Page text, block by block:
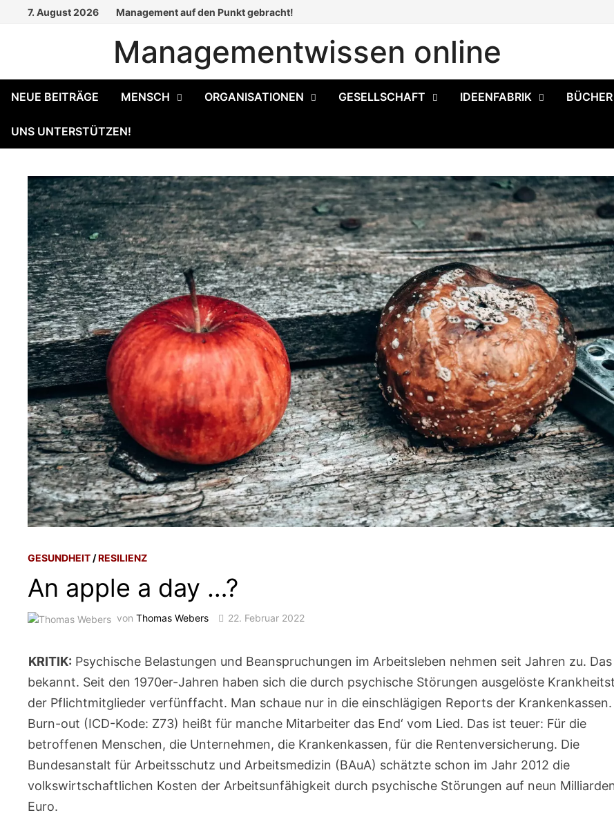
7. August 2026 Management auf den Punkt gebracht!
Managementwissen online
NEUE BEITRÄGE MENSCH ORGANISATIONEN GESELLSCHAFT IDEENFABRIK BÜCHER
UNS UNTERSTÜTZEN!
GESUNDHEIT /RESILIENZ
An apple a day …?
vonThomas Webers 22. Februar 2022
KRITIK: Psychische Belastungen und Beanspruchungen im Arbeitsleben nehmen seit Jahren zu.
bekannt. Seit den 1970er-Jahren haben sich die durch psychische Störungen ausgelöste
der Pflichtmitglieder verfünffacht. Man schaue nur in die einschlägigen Reports der Krankenkassen.
Burn-out (ICD-Kode: Z73) heißt für manche Mitarbeiter das End‘ vom Lied. Das ist teuer: Für die
betroffenen Menschen, die Unternehmen, die Krankenkassen, für die Rentenversicherung. Die
Bundesanstalt für Arbeitsschutz und Arbeitsmedizin (BAuA) schätzte schon im Jahr 2012 die
volkswirtschaftlichen Kosten der Arbeitsunfähigkeit durch psychische Störungen auf neun
Euro.